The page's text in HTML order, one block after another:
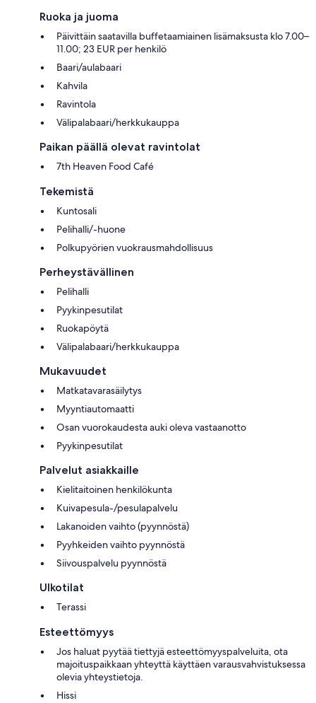
Ruoka ja juoma
Päivittäin saatavilla buffetaamiainen lisämaksusta klo 7.00–
11.00; 23 EUR per henkilö
Baari/aulabaari
Kahvila
Ravintola
Välipalabaari/herkkukauppa
Paikan päällä olevat ravintolat
7th Heaven Food Café
Tekemistä
Kuntosali
Pelihalli/-huone
Polkupyörien vuokrausmahdollisuus
Perheystävällinen
Pelihalli
Pyykinpesutilat
Ruokapöytä
Välipalabaari/herkkukauppa
Mukavuudet
Matkatavarasäilytys
Myyntiautomaatti
Osan vuorokaudesta auki oleva vastaanotto
Pyykinpesutilat
Palvelut asiakkaille
Kielitaitoinen henkilökunta
Kuivapesula-/pesulapalvelu
Lakanoiden vaihto (pyynnöstä)
Pyyhkeiden vaihto pyynnöstä
Siivouspalvelu pyynnöstä
Ulkotilat
Terassi
Esteettömyys
Jos haluat pyytää tiettyjä esteettömyyspalveluita, ota
majoituspaikkaan yhteyttä käyttäen varausvahvistuksessa
olevia yhteystietoja.
Hissi